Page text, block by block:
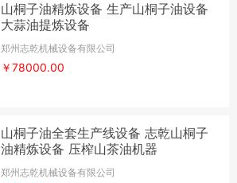
山桐子油精炼设备 生产山桐子油设备
大蒜油提炼设备
郑州志乾机械设备有限公司
￥78000.00
山桐子油全套生产线设备 志乾山桐子
油精炼设备 压榨山茶油机器
郑州志乾机械设备有限公司